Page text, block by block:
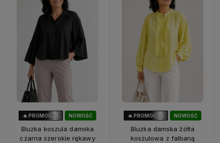
NOWOŚĆ
🔥 PROMOCJA
Bluzka koszula damska
czarna szerokie rękawy
NOWOŚĆ
OKAZJA
🔥 PROMOCJA
Bluzka damska żółta
koszulowa z falbaną